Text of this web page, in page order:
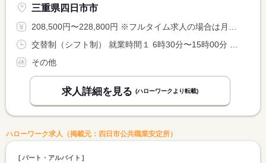
三重県四日市市
208,500円〜228,800円 ※フルタイム求人の場合は月額（換算額）、パート求人の場合は時間額を表示しています。
その他
求人詳細を見る (ハローワークより転載)
ハローワーク求人（掲載元：四日市公共職業安定所）
パート・アルバイト